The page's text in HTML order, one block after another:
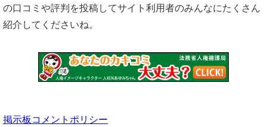
の口コミや評判を投稿してサイト利用者のみんなにたくさん
紹介してくださいね。
掲示板コメントポリシー